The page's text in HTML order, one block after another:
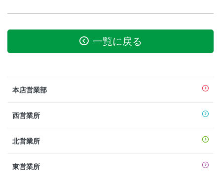
一覧に戻る
本店営業部
西営業所
北営業所
東営業所